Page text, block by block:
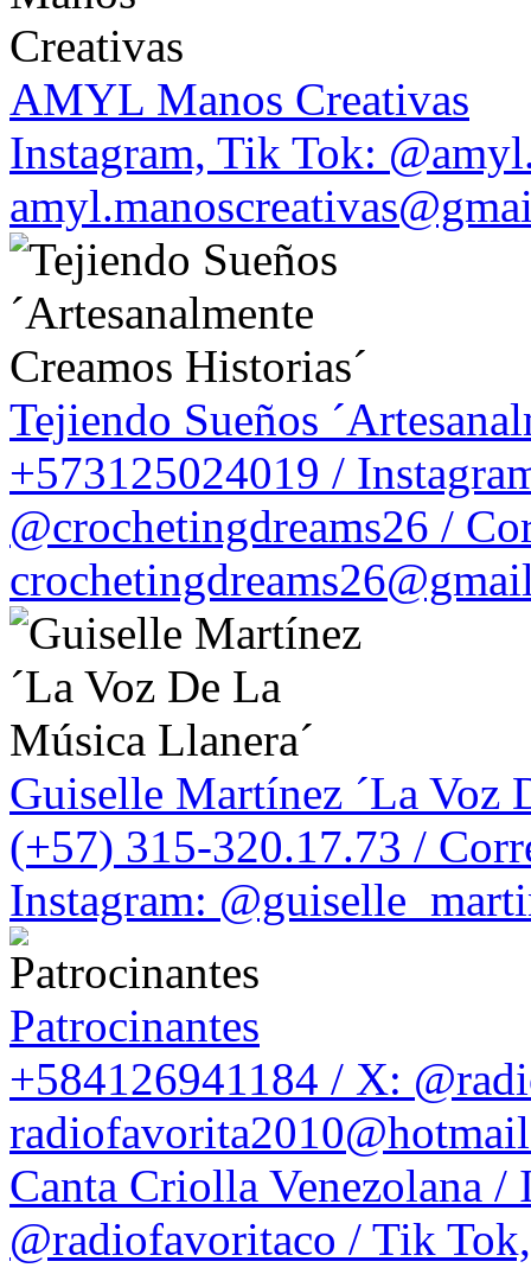
AMYL Manos Creativas
Instagram, Tik Tok:
Tejiendo Sueños
+573125024019 /
@crochetingdreams26 /
Guiselle Martínez ´La Voz
(+57) 315-320.17.73 /
Instagram:
Patrocinantes
+584126941184 / X:
Canta Criolla Venezolana /
@radiofavoritaco / Tik